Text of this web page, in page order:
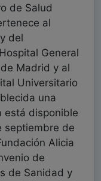
de Salud
al
del
General
Madrid y al
Universitario
una
está disponible
septiembre de
Alicia
de
de Sanidad y